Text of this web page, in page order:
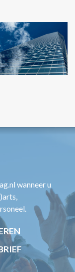
wanneer u